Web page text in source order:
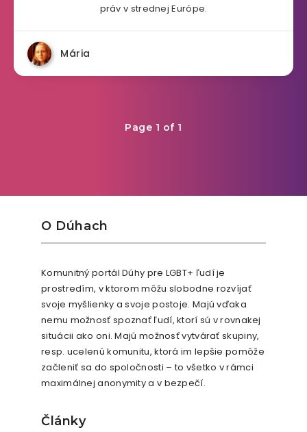
práv v strednej Európe.
Mária
Page 1 of 1
O Dúhach
Komunitný portál Dúhy pre LGBT+ ľudí je
prostredím, v ktorom môžu slobodne rozvíjať
svoje myšlienky a svoje postoje. Majú vďaka
nemu možnosť spoznať ľudí, ktorí sú v rovnakej
situácii ako oni. Majú možnosť vytvárať skupiny,
resp. ucelenú komunitu, ktorá im lepšie pomôže
začleniť sa do spoločnosti – to všetko v rámci
maximálnej anonymity a v bezpečí.
Články